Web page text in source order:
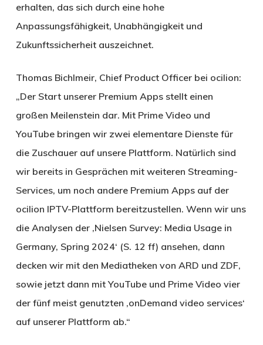
erhalten, das sich durch eine hohe
Anpassungsfähigkeit, Unabhängigkeit und
Zukunftssicherheit auszeichnet.
Thomas Bichlmeir, Chief Product Officer bei ocilion:
„Der Start unserer Premium Apps stellt einen
großen Meilenstein dar. Mit Prime Video und
YouTube bringen wir zwei elementare Dienste für
die Zuschauer auf unsere Plattform. Natürlich sind
wir bereits in Gesprächen mit weiteren Streaming-
Services, um noch andere Premium Apps auf der
ocilion IPTV-Plattform bereitzustellen. Wenn wir uns
die Analysen der ‚Nielsen Survey: Media Usage in
Germany, Spring 2024‘ (S. 12 ff) ansehen, dann
decken wir mit den Mediatheken von ARD und ZDF,
sowie jetzt dann mit YouTube und Prime Video vier
der fünf meist genutzten ‚onDemand video services‘
auf unserer Plattform ab.“